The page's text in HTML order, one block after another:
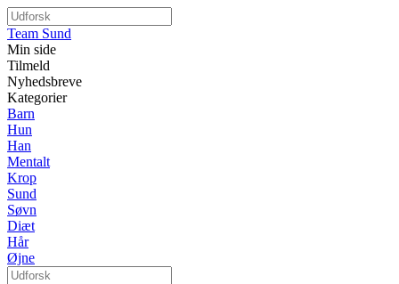
Team Sund
Min side
Tilmeld
Nyhedsbreve
Kategorier
Barn
Hun
Han
Mentalt
Krop
Sund
Søvn
Diæt
Hår
Øjne